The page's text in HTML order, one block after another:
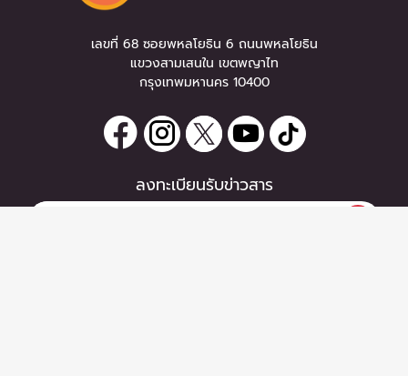
เลขที่ 68 ซอยพหลโยธิน 6 ถนนพหลโยธิน
แขวงสามเสนใน เขตพญาไท
กรุงเทพมหานคร 10400
ลงทะเบียนรับข่าวสาร